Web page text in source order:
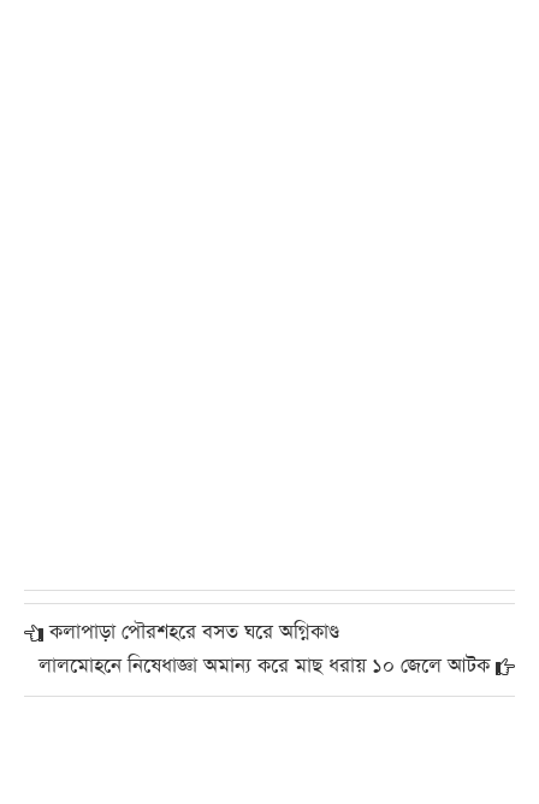
কলাপাড়া পৌরশহরে বসত ঘরে অগ্নিকাণ্ড
লালমোহনে নিষেধাজ্ঞা অমান্য করে মাছ ধরায় ১০ জেলে আটক